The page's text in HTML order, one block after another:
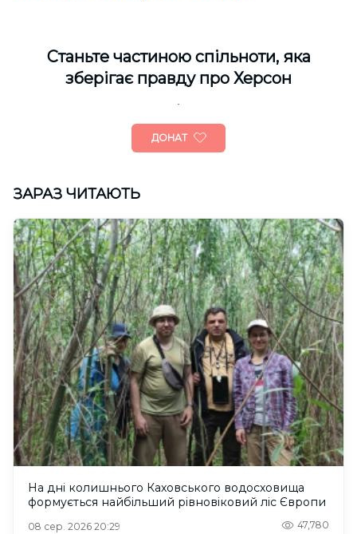
Cтаньте частиною спільноти, яка
зберігає правду про Херсон
ДОНАТ
ЗАРАЗ ЧИТАЮТЬ
На дні колишнього Каховського водосховища
формується найбільший рівновіковий ліс Європи
08 сер. 2026 20:29 47,780